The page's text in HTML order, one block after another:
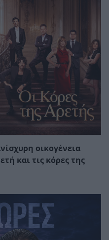
οικογένεια
και τις κόρες της